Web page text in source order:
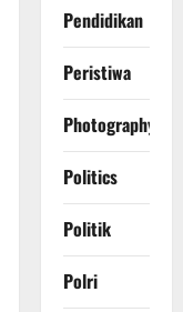
Pendidikan
Peristiwa
Photography
Politics
Politik
Polri